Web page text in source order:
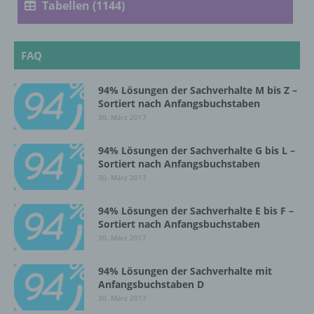
Tabellen (1144)
FAQ
94% Lösungen der Sachverhalte M bis Z –
Sortiert nach Anfangsbuchstaben
30. März 2017
94% Lösungen der Sachverhalte G bis L –
Sortiert nach Anfangsbuchstaben
30. März 2017
94% Lösungen der Sachverhalte E bis F –
Sortiert nach Anfangsbuchstaben
30. März 2017
94% Lösungen der Sachverhalte mit
Anfangsbuchstaben D
30. März 2017
d) Einschränkung der Verarbeitung
künftige Verarbeitung einzuschränken.
Profiling ist jede Art der automatisierten
Verarbeitung personenbezogener Daten, die
personenbezogenen Daten verwendet
werden, um bestimmte persönliche Aspekte,
die sich auf eine natürliche Person beziehen,
zu bewerten, insbesondere, um Aspekte
bezüglich Arbeitsleistung, wirtschaftlicher
Lage, Gesundheit, persönlicher Vorlieben,
Interessen, Zuverlässigkeit, Verhalten,
Aufenthaltsort oder Ortswechsel dieser